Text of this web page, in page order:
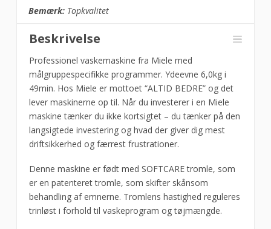
Bemærk:Topkvalitet
Beskrivelse
Professionel vaskemaskine fra Miele med
målgruppespecifikke programmer. Ydeevne 6,0kg i
49min. Hos Miele er mottoet “ALTID BEDRE” og det
lever maskinerne op til. Når du investerer i en Miele
maskine tænker du ikke kortsigtet – du tænker på den
langsigtede investering og hvad der giver dig mest
driftsikkerhed og færrest frustrationer.
Denne maskine er født med SOFTCARE tromle, som
er en patenteret tromle, som skifter skånsom
behandling af emnerne. Tromlens hastighed reguleres
trinløst i forhold til vaskeprogram og tøjmængde.